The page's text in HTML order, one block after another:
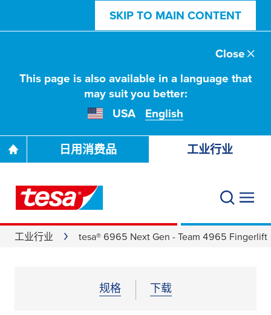
SKIP TO MAIN CONTENT
This page is also available in a language that
may suit you better:
USA
English
Close
日用消费品 工业行业
工业行业 tesa® 6965 Next Gen - Team 4965 Fingerlift
规格 下载